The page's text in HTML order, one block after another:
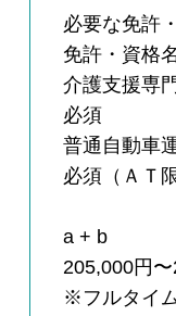
必要な免許
免許・資格名
介護支援専
必須
普通自動車
必須（ＡＴ
a + b
205,000円
※フルタイ